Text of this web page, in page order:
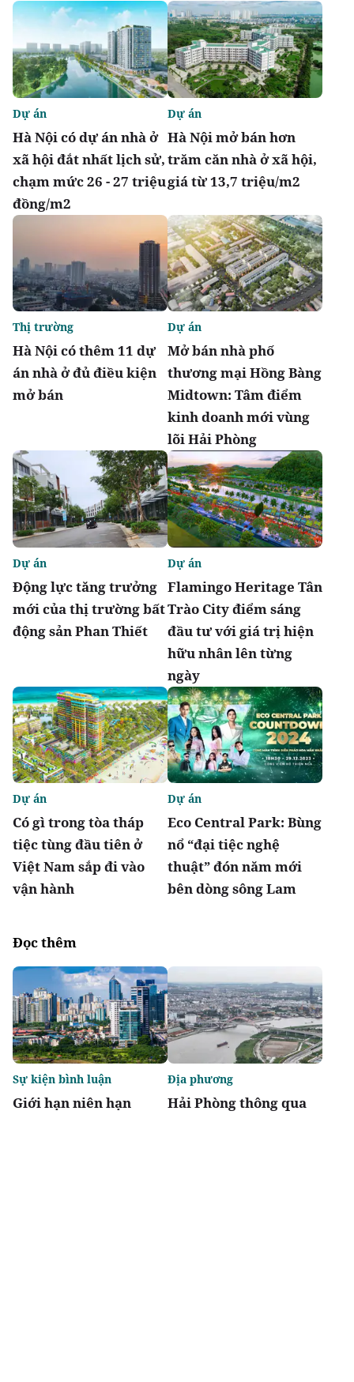
Hà Nội có dự án nhà ở
xã hội đắt nhất lịch sử,
chạm mức 26 - 27 triệu
đồng/m2
Dự án
Hà Nội mở bán hơn
trăm căn nhà ở xã hội,
giá từ 13,7 triệu/m2
Dự án
Hà Nội có thêm 11 dự
án nhà ở đủ điều kiện
mở bán
Thị trường
Mở bán nhà phố
thương mại Hồng Bàng
Midtown: Tâm điểm
kinh doanh mới vùng
lõi Hải Phòng
Dự án
Động lực tăng trưởng
mới của thị trường bất
động sản Phan Thiết
Dự án
Flamingo Heritage Tân
Trào City điểm sáng
đầu tư với giá trị hiện
hữu nhân lên từng
ngày
Dự án
Có gì trong tòa tháp
tiệc tùng đầu tiên ở
Việt Nam sắp đi vào
vận hành
Dự án
Eco Central Park: Bùng
nổ “đại tiệc nghệ
thuật” đón năm mới
bên dòng sông Lam
Dự án
Đọc thêm
Giới hạn niên hạn
Sự kiện bình luận
Hải Phòng thông qua
Địa phương